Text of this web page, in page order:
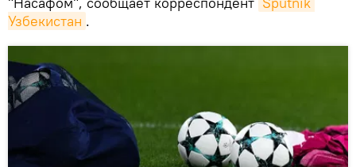
Узбекистан .